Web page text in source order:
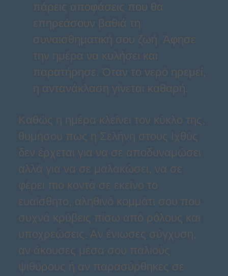
πάρεις αποφάσεις που θα
επηρεάσουν βαθιά τη
συναισθηματική σου ζωή. Άφησε
την ημέρα να κυλήσει και
παρατήρησε. Όταν το νερό ηρεμεί,
η αντανάκλαση γίνεται καθαρή.
Καθώς η ημέρα κλείνει τον κύκλο της,
θυμήσου πως η Σελήνη στους Ιχθύς
δεν έρχεται για να σε αποδυναμώσει
αλλά για να σε μαλακώσει, να σε
φέρει πιο κοντά σε εκείνο το
ευαίσθητο, αληθινό κομμάτι σου που
συχνά κρύβεις πίσω από ρόλους και
υποχρεώσεις. Αν ένιωσες σύγχυση,
αν άκουσες μέσα σου παλιούς
ψιθύρους ή αν παρασύρθηκες σε